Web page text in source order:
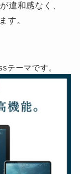
違和感なく、
す。
テーマです。